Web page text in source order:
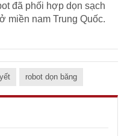
đã phối hợp dọn sạch
miền nam Trung Quốc.
robot dọn băng